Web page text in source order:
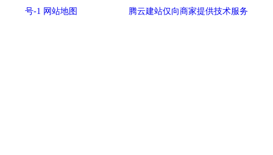
057185088560
号-1 网站地图 腾云建站仅向商家提供技术服务